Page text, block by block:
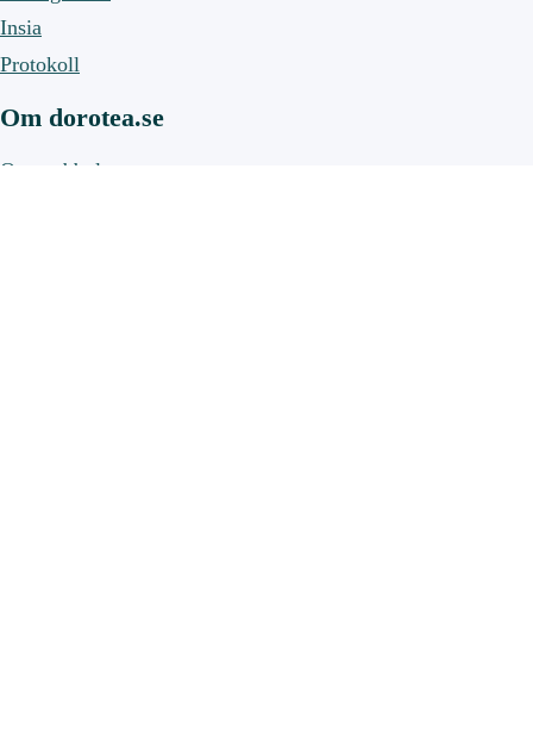
Insia
Protokoll
Om dorotea.se
Om webbplatsen